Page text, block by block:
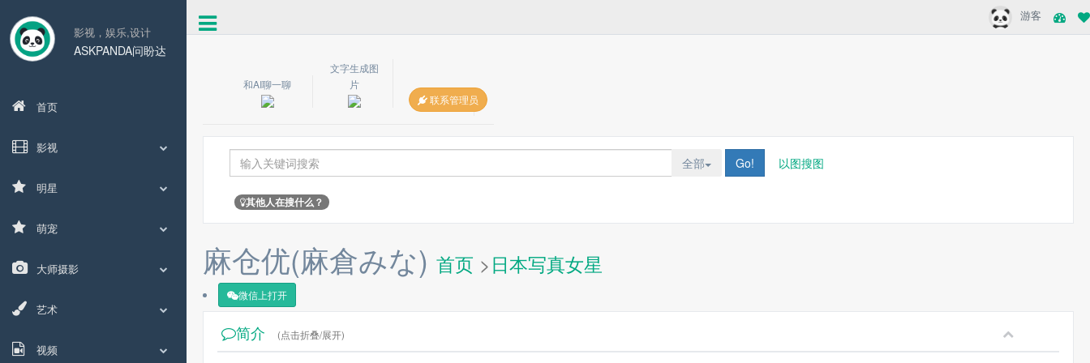
影视，娱乐,设计
ASKPANDA问盼达
首页
影视
明星
萌宠
大师摄影
艺术
视频
游客
和AI聊一聊
文字生成图
片
联系管理员
全部 Go! 以图搜图
其他人在搜什么？
麻仓优(麻倉みな) 首页 >日本写真女星
微信上打开
简介 (点击折叠/展开)